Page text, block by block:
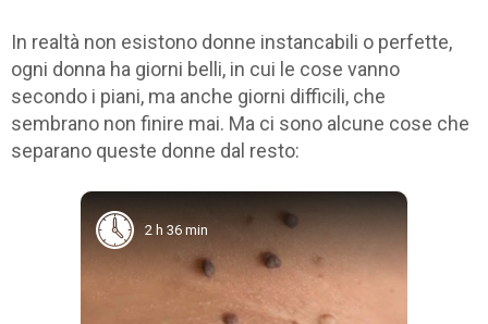
In realtà non esistono donne instancabili o perfette,
ogni donna ha giorni belli, in cui le cose vanno
secondo i piani, ma anche giorni difficili, che
sembrano non finire mai. Ma ci sono alcune cose che
separano queste donne dal resto:
2 h 36 min